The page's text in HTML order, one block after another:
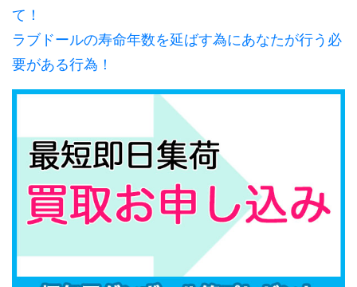
て！
ラブドールの寿命年数を延ばす為にあなたが行う必
要がある行為！